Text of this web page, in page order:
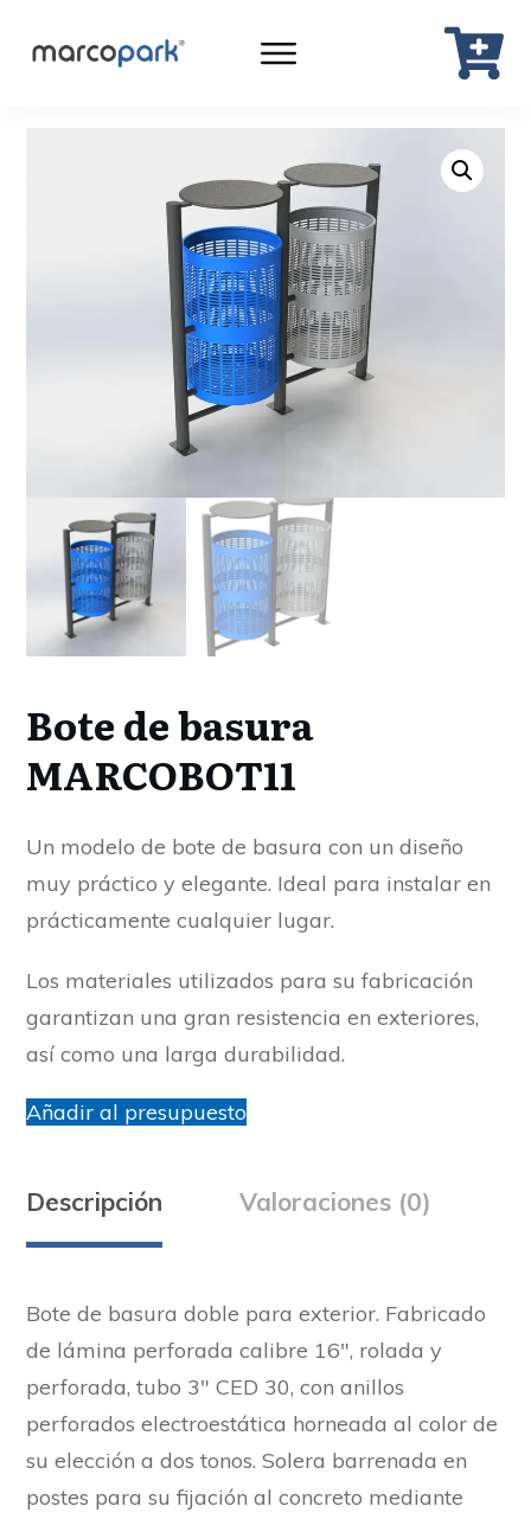
Bote de basura
MARCOBOT11
Un modelo de bote de basura con un diseño
muy práctico y elegante. Ideal para instalar en
prácticamente cualquier lugar.
Los materiales utilizados para su fabricación
garantizan una gran resistencia en exteriores,
así como una larga durabilidad.
Añadir al presupuesto
Descripción Valoraciones (0)
Bote de basura doble para exterior. Fabricado
de lámina perforada calibre 16″, rolada y
perforada, tubo 3″ CED 30, con anillos
perforados electroestática horneada al color de
su elección a dos tonos. Solera barrenada en
postes para su fijación al concreto mediante